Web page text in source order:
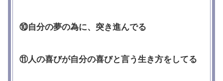
⑩自分の夢の為に、突き進んでる
⑪人の喜びが自分の喜びと言う生き方をしてる